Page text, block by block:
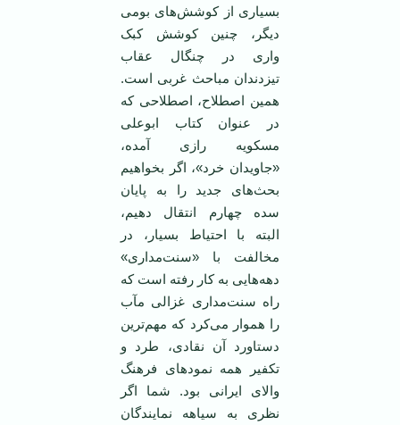
بسیاری از کوشش‌های بومی
دیگر، چنین کوشش کبک
واری در چنگال عقاب
تیزدندان مباحث غربی است.
همین اصطلاح، اصطلاحی که
در عنوان کتاب ابوعلی
مسکویه رازی آمده،
«جاویدان خرد»، اگر بخواهیم
بحث‌های جدید را به پایان
سده چهارم انتقال دهیم،
البته با احتیاط بسیار، در
مخالفت با «سنت‌مداری»
دهه‌هایی به کار رفته است که
راه سنت‌مداری غزالی مآب
را هموار می‌کرد که مهم‌ترین
دستاورد آن نقادی، طرد و
تکفیر همه نمودهای فرهنگ
والای ایرانی بود. شما اگر
نظری به سیاهه نمایندگان